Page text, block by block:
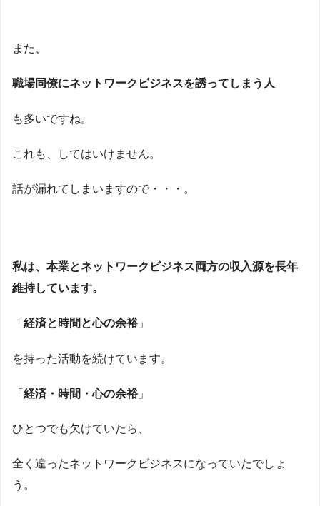
また、
職場同僚にネットワークビジネスを誘ってしまう人
も多いですね。
これも、してはいけません。
話が漏れてしまいますので・・・。
私は、本業とネットワークビジネス両方の収入源を長年
維持しています。
「 経済と時間と心の余裕」
を持った活動を続けています。
「 経済・時間・心の余裕」
ひとつでも欠けていたら、
全く違ったネットワークビジネスになっていたでしょ
う。